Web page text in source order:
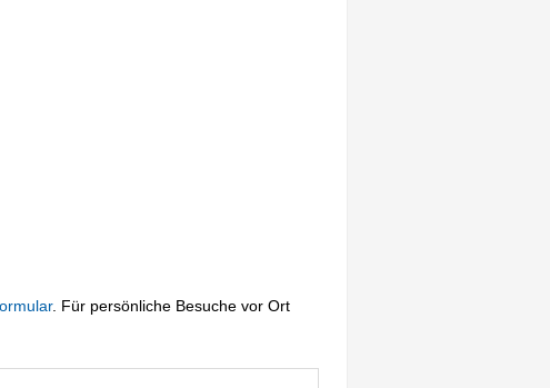
. Für persönliche Besuche vor Ort